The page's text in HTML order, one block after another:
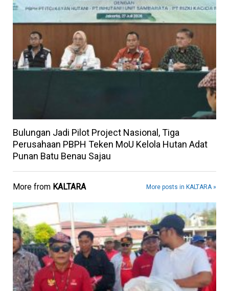
Bulungan Jadi Pilot Project Nasional, Tiga
Perusahaan PBPH Teken MoU Kelola Hutan Adat
Punan Batu Benau Sajau
More from KALTARA More posts in KALTARA »